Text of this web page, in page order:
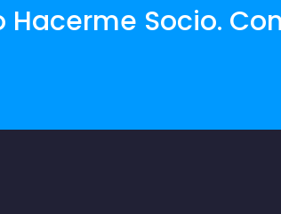
Hacerme Socio.